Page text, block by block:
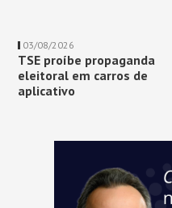
03/08/2026
TSE proíbe propaganda
eleitoral em carros de
aplicativo